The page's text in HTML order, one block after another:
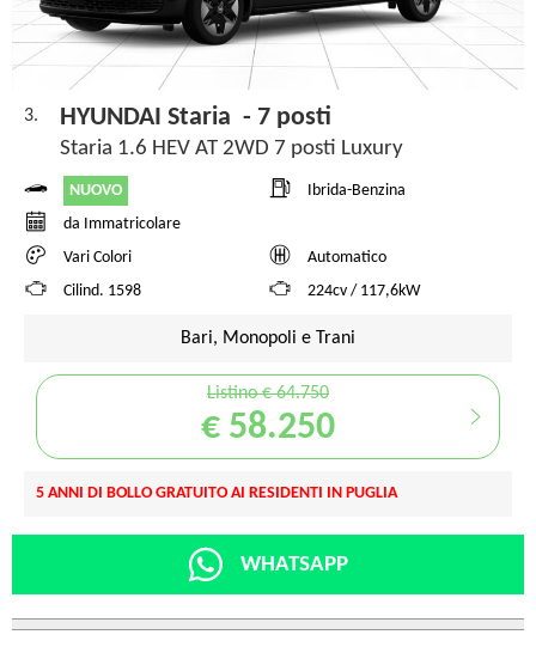
3. HYUNDAI Staria - 7 posti
Staria 1.6 HEV AT 2WD 7 posti Luxury
NUOVO
Ibrida-Benzina
da Immatricolare
Vari Colori
Automatico
Cilind. 1598
224cv / 117,6kW
Bari, Monopoli e Trani
Listino € 64.750
€ 58.250
5 ANNI DI BOLLO GRATUITO AI RESIDENTI IN PUGLIA
WHATSAPP